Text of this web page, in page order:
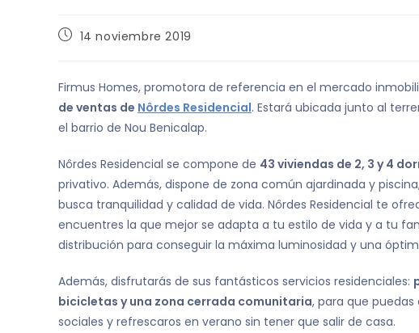
14 noviembre 2019
Firmus Homes, promotora de referencia en el mercado
de ventas de Nôrdes Residencial. Estará ubicada junto al
el barrio de Nou Benicalap.
Nôrdes Residencial se compone de 43 viviendas de 2, 3 y 4
privativo. Además, dispone de zona común ajardinada y
busca tranquilidad y calidad de vida. Nôrdes Residencial te
encuentres la que mejor se adapta a tu estilo de vida y a tu
distribución para conseguir la máxima luminosidad y una
Además, disfrutarás de sus fantásticos servicios residenciales:
bicicletas y una zona cerrada comunitaria, para que
sociales y refrescaros en verano sin tener que salir de casa.